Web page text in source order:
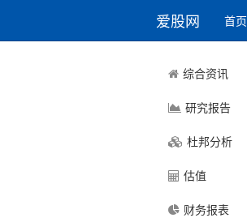
爱股网 首页
综合资讯
研究报告
杜邦分析
估值
财务报表